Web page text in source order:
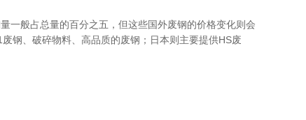
一般占总量的百分之五，但这些国外废钢的价格变化则会
钢、破碎物料、高品质的废钢；日本则主要提供HS废